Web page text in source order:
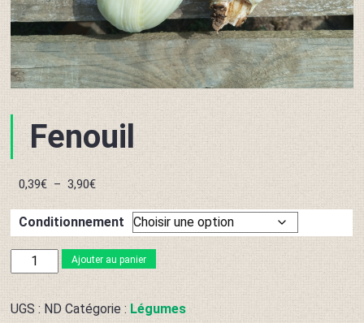
Fenouil
0,39€ – 3,90€Plage
de
prix :
0,39€
à
3,90€
Conditionnement
quantité
de
Fenouil
Ajouter au panier
UGS :ND Catégorie :Légumes